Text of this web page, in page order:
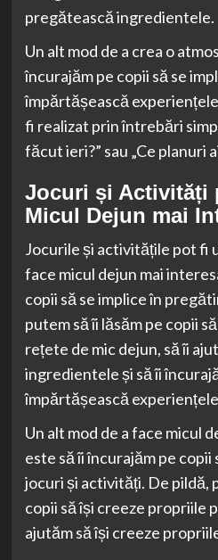
pregătească ingredientele.
Un alt mod de a crea o
încurajăm pe copii să se
împărtășească
fi realizat prin întrebări
făcut ieri?” sau „Ce planuri
Jocuri și Activități
Micul Dejun mai
Jocurile și activitățile pot fi
face micul dejun mai
copii să se implice în
putem să îi lăsăm pe copii
rețete de mic dejun, să îi
ingredientele și să îi
împărtășească
Un alt mod de a face micul
este să îi încurajăm pe
jocuri și activități. De pildă,
copii să își creeze propriile
ajutăm să își creeze